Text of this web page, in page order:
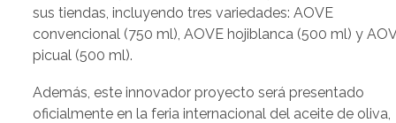
sus tiendas, incluyendo tres variedades: AOVE
convencional (750 ml), AOVE hojiblanca (500 ml) y
picual (500 ml).
Además, este innovador proyecto será presentado
oficialmente en la feria internacional del aceite de oliva,